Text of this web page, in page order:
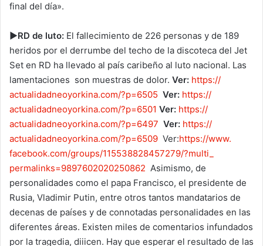
final del día».
►RD de luto: El fallecimiento de 226 personas y de 189
heridos por el derrumbe del techo de la discoteca del Jet
Set en RD ha llevado al país caribeño al luto nacional. Las
lamentaciones son muestras de dolor. Ver: https://
actualidadneoyorkina.com/?p=6505 Ver: https://
actualidadneoyorkina.com/?p=6501 Ver: https://
actualidadneoyorkina.com/?p=6497 Ver: https://
actualidadneoyorkina.com/?p=6509 Ver:https://www.
facebook.com/groups/115538828457279/?multi_
permalinks=9897602020250862 Asimismo, de
personalidades como el papa Francisco, el presidente de
Rusia, Vladimir Putin, entre otros tantos mandatarios de
decenas de países y de connotadas personalidades en las
diferentes áreas. Existen miles de comentarios infundados
por la tragedia, diiicen. Hay que esperar el resultado de las